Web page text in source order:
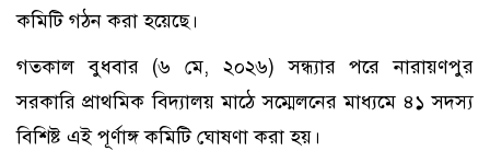
কমিটি গঠন করা হয়েছে।
গতকাল বুধবার (৬ মে, ২০২৬) সন্ধ্যার পরে নারায়ণপুর
সরকারি প্রাথমিক বিদ্যালয় মাঠে সম্মেলনের মাধ্যমে ৪১ সদস্য
বিশিষ্ট এই পূর্ণাঙ্গ কমিটি ঘোষণা করা হয়।